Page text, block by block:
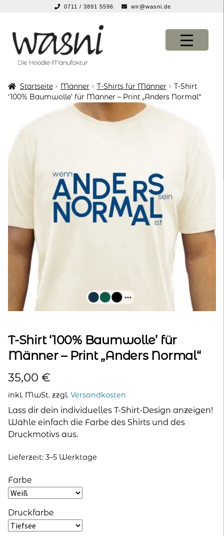
0711 / 3891 5596 wir@wasni.de
Navigation
springen
Inhalt
springen
KONFIGURATOR
KONFIGURATOR
kontakt
home
Startseite Männer T-Shirts für Männer
T-Shirt
‘100% Baumwolle’ für Männer – Print „Anders Normal“
T-Shirt ‘100% Baumwolle’ für
Männer – Print „Anders Normal“
35,00 €
inkl. MwSt. zzgl. Versandkosten
Lass dir dein individuelles T-Shirt-Design anzeigen!
Wähle einfach die Farbe des Shirts und des
Druckmotivs aus.
Lieferzeit: 3–5 Werktage
Farbe
Druckfarbe